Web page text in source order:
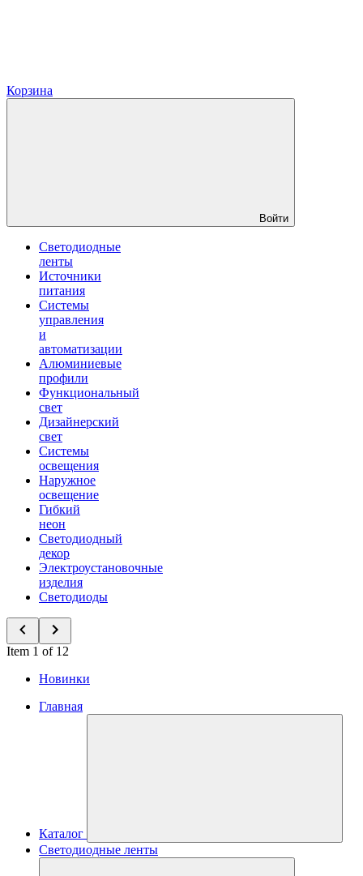
Корзина
Войти
Светодиодные
ленты
Источники
питания
Системы
управления
и
автоматизации
Алюминиевые
профили
Функциональный
свет
Дизайнерский
свет
Системы
освещения
Наружное
освещение
Гибкий
неон
Светодиодный
декор
Электроустановочные
изделия
Светодиоды
Item 1 of 12
Новинки
Главная
Каталог
Светодиодные ленты